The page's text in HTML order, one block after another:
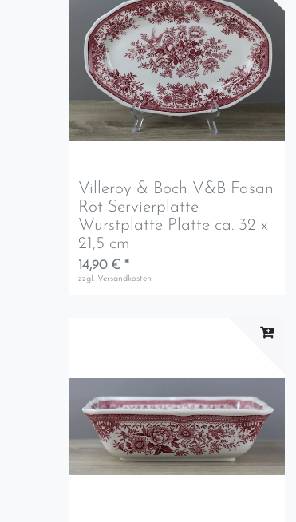
Villeroy & Boch V&B Fasan
Rot Servierplatte
Wurstplatte Platte ca. 32 x
21,5 cm
14,90 € *
zzgl. Versandkosten